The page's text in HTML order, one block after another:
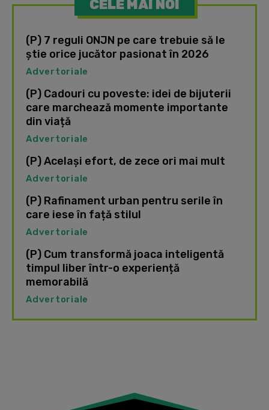
CELE MAI NOI
(P) 7 reguli ONJN pe care trebuie să le
știe orice jucător pasionat în 2026
Advertoriale
(P) Cadouri cu poveste: idei de bijuterii
care marchează momente importante
din viață
Advertoriale
(P) Același efort, de zece ori mai mult
Advertoriale
(P) Rafinament urban pentru serile în
care iese în față stilul
Advertoriale
(P) Cum transformă joaca inteligentă
timpul liber într-o experiență
memorabilă
Advertoriale